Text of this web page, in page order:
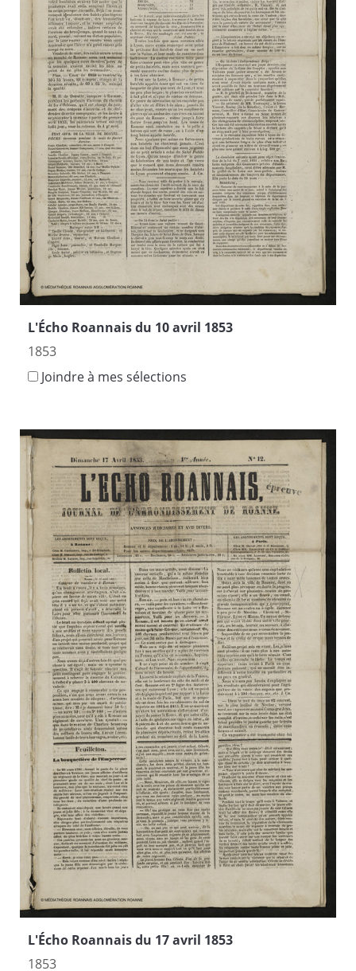
L'Écho Roannais du 10 avril 1853
1853
Joindre à mes sélections
L'Écho Roannais du 17 avril 1853
1853